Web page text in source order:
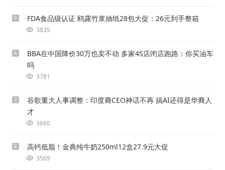
5 FDA食品级认证 鸥露竹浆抽纸28包大促：26元到手整箱
3835
6
BBA在中国降价30万也卖不动 多家4S店闭店跑路：你买油车
吗
3781
7
谷歌重大人事调整：印度裔CEO神话不再 搞AI还得是华裔人
才
3660
8 高钙低脂！金典纯牛奶250ml12盒27.9元大促
3569